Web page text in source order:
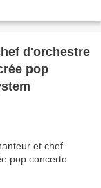
d'orchestre
pop